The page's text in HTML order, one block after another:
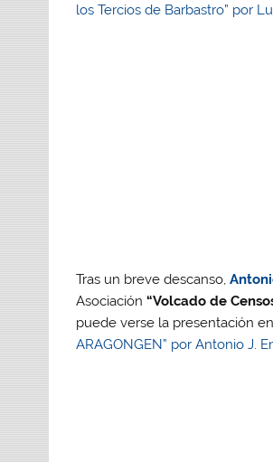
los Tercios de Barbastro” por
Tras un breve descanso,
Asociación“Volcado de
puede verse la presentación en
ARAGONGEN” por Antonio J.